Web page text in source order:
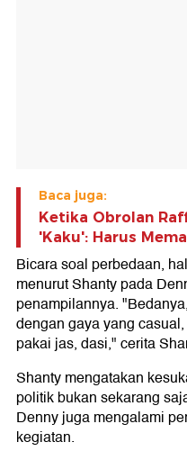
Baca juga:
Ketika Obrolan
'Kaku': Harus
Bicara soal perbedaan,
menurut Shanty pada
penampilannya.
dengan gaya yang
pakai jas, dasi," cerita
Shanty mengatakan
politik bukan sekarang
Denny juga mengalami
kegiatan.